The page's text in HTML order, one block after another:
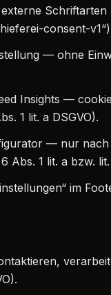
consent-
— ohne
Insights —
1 lit. a DSGVO).
— nur
1 lit. a bzw. lit.
im